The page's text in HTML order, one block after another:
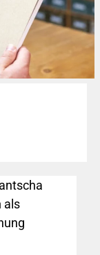
als